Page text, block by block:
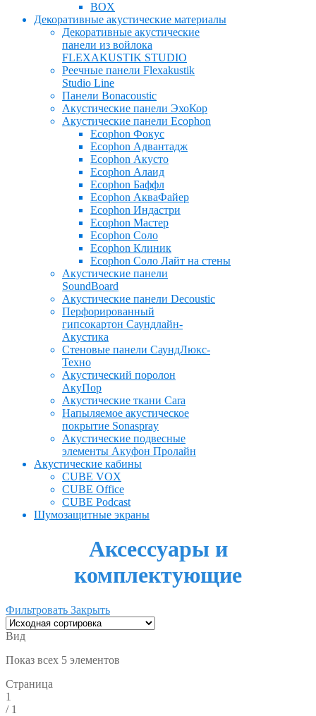
BOX
Декоративные акустические материалы
Декоративные акустические
панели из войлока
FLEXAKUSTIK STUDIO
Реечные панели Flexakustik
Studio Line
Панели Bonacoustic
Акустические панели ЭхоКор
Акустические панели Ecophon
Ecophon Фокус
Ecophon Адвантадж
Ecophon Акусто
Ecophon Алаид
Ecophon Баффл
Ecophon АкваФайер
Ecophon Индастри
Ecophon Мастер
Ecophon Соло
Ecophon Клиник
Ecophon Соло Лайт на стены
Акустические панели
SoundBoard
Акустические панели Decoustic
Перфорированный
гипсокартон Саундлайн-
Акустика
Стеновые панели СаундЛюкс-
Техно
Акустический поролон
АкуПор
Акустические ткани Cara
Напыляемое акустическое
покрытие Sonaspray
Акустические подвесные
элементы Акуфон Пролайн
Акустические кабины
CUBE VOX
CUBE Office
CUBE Podcast
Шумозащитные экраны
Аксессуары и
комплектующие
Фильтровать Закрыть
Вид
Показ всех 5 элементов
Страница
1
/ 1